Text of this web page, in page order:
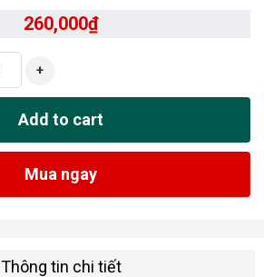
260,000₫
+
Add to cart
Mua ngay
Thông tin chi tiết